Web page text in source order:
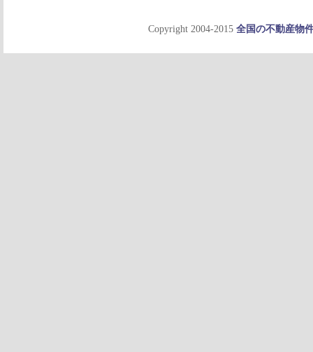
Copyright 2004-2015 全国の不動産物